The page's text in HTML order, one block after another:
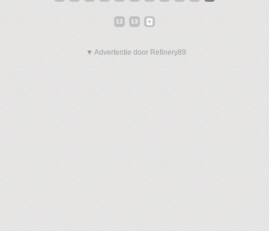
12 13
▼ Advertentie door Refinery89